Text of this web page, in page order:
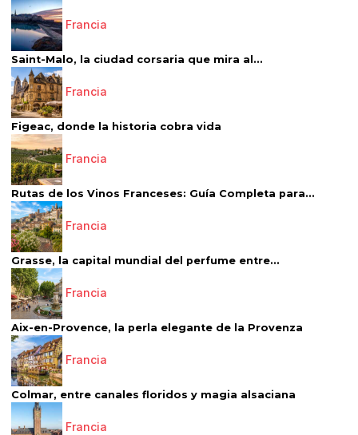
Francia
Saint-Malo, la ciudad corsaria que mira al...
Francia
Figeac, donde la historia cobra vida
Francia
Rutas de los Vinos Franceses: Guía Completa para...
Francia
Grasse, la capital mundial del perfume entre...
Francia
Aix-en-Provence, la perla elegante de la Provenza
Francia
Colmar, entre canales floridos y magia alsaciana
Francia